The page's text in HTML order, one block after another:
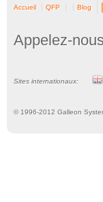
Accueil QFP Blog
Appelez-
Sites internationaux:
© 1996-2012 Galleon